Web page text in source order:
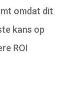
omdat dit
kans op
ROI